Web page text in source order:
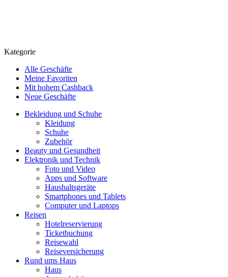
Kategorie
Alle Geschäfte
Meine Favoriten
Mit hohem Cashback
Neue Geschäfte
Bekleidung und Schuhe
Kleidung
Schuhe
Zubehör
Beauty und Gesundheit
Elektronik und Technik
Foto und Video
Apps und Software
Haushaltsgeräte
Smartphones und Tablets
Computer und Laptops
Reisen
Hotelreservierung
Ticketbuchung
Reisewahl
Reiseversicherung
Rund ums Haus
Haus